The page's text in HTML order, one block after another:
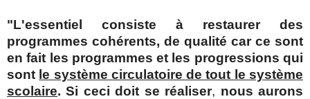
"L'essentiel consiste à restaurer des
programmes cohérents, de qualité car ce sont
en fait les programmes et les progressions qui
sont le système circulatoire de tout le système
scolaire. Si ceci doit se réaliser, nous aurons